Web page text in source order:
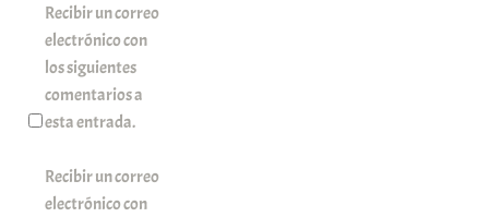
Recibir un correo
electrónico con
los siguientes
comentarios a
esta entrada.
Recibir un correo
electrónico con